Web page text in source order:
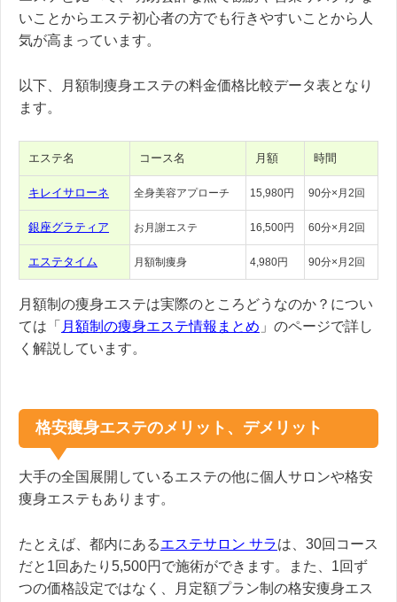
いことからエステ初心者の方でも行きやすいことから人
気が高まっています。
以下、月額制痩身エステの料金価格比較データ表となり
ます。
エステ名 コース名 月額 時間
キレイサローネ 全身美容アプローチ 15,980円 90分×月2回
銀座グラティア お月謝エステ 16,500円 60分×月2回
エステタイム 月額制痩身 4,980円 90分×月2回
月額制の痩身エステは実際のところどうなのか？につい
ては「 月額制の痩身エステ情報まとめ 」のページで詳し
く解説しています。
格安痩身エステのメリット、デメリット
大手の全国展開しているエステの他に個人サロンや格安
痩身エステもあります。
たとえば、都内にあるエステサロン サラは、30回コース
だと1回あたり5,500円で施術ができます。また、1回ず
つの価格設定ではなく、月定額プラン制の格安痩身エス